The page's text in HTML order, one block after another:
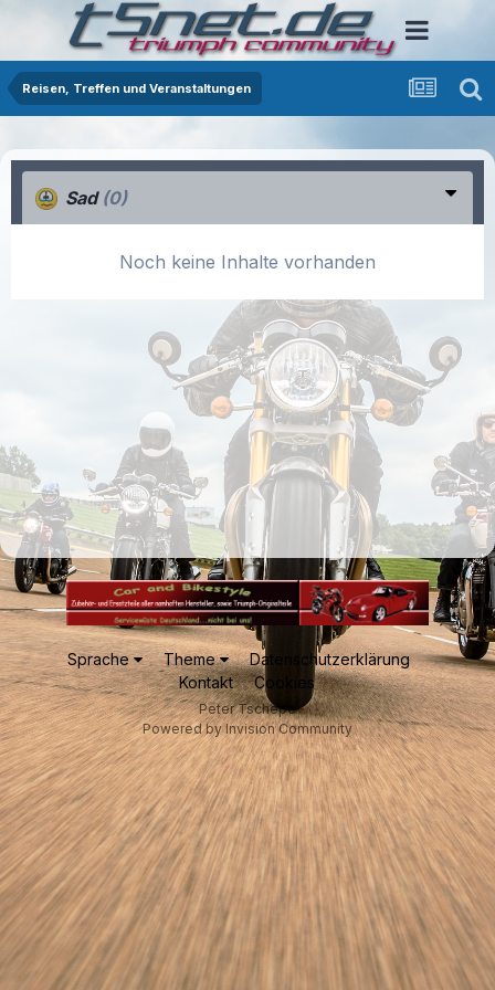
Reisen, Treffen und Veranstaltungen
Sad (0)
Noch keine Inhalte vorhanden
Sprache Theme
Datenschutzerklärung
Kontakt
Cookies
Peter Tschepe
Powered by Invision Community